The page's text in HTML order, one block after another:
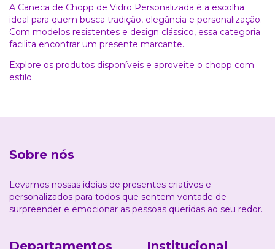
A Caneca de Chopp de Vidro Personalizada é a escolha
ideal para quem busca tradição, elegância e personalização.
Com modelos resistentes e design clássico, essa categoria
facilita encontrar um presente marcante.
Explore os produtos disponíveis e aproveite o chopp com
estilo.
Sobre nós
Levamos nossas ideias de presentes criativos e
personalizados para todos que sentem vontade de
surpreender e emocionar as pessoas queridas ao seu redor.
Departamentos Institucional